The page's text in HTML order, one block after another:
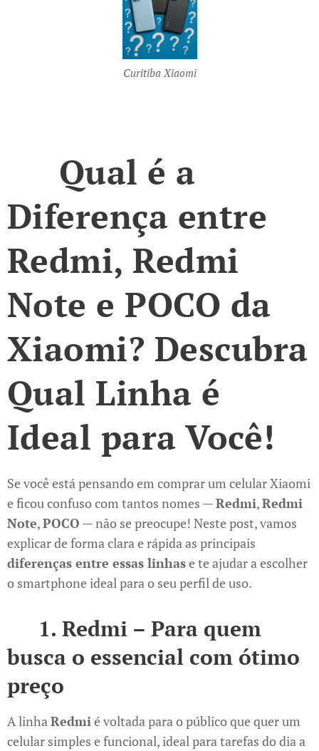
Curitiba Xiaomi
Qual é a
Diferença entre
Redmi, Redmi
Note e POCO da
Xiaomi? Descubra
Qual Linha é
Ideal para Você!
Se você está pensando em comprar um celular Xiaomi
e ficou confuso com tantos nomes —Redmi,Redmi
Note,POCO — não se preocupe! Neste post, vamos
explicar de forma clara e rápida as principais
diferenças entre essas linhase te ajudar a escolher
o smartphone ideal para o seu perfil de uso.
1. Redmi – Para quem
busca o essencial com ótimo
preço
A linha Redmi é voltada para o público que quer um
celular simples e funcional, ideal para tarefas do dia a